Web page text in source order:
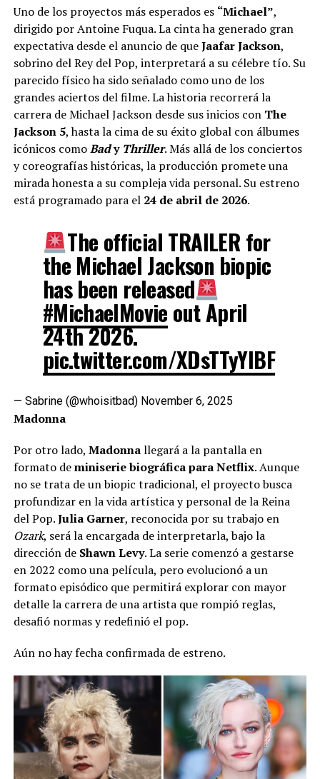
Uno de los proyectos más esperados es “Michael”,
dirigido por Antoine Fuqua. La cinta ha generado gran
expectativa desde el anuncio de queJaafar Jackson,
sobrino del Rey del Pop, interpretará a su célebre tío. Su
parecido físico ha sido señalado como uno de los
grandes aciertos del filme. La historia recorrerá la
carrera de Michael Jackson desde sus inicios con The
Jackson 5, hasta la cima de su éxito global con álbumes
icónicos comoBady Thriller. Más allá de los conciertos
y coreografías históricas, la producción promete una
mirada honesta a su compleja vida personal. Su estreno
está programado para el 24 de abril de 2026.
The official TRAILER for
the Michael Jackson biopic
has been released
#MichaelMovie out April
24th 2026.
pic.twitter.com/XDsTTyYIBF
— Sabrine (@whoisitbad) November 6, 2025
Madonna
Por otro lado, Madonnallegará a la pantalla en
formato deminiserie biográfica para Netflix. Aunque
no se trata de un biopic tradicional, el proyecto busca
profundizar en la vida artística y personal de la Reina
del Pop.Julia Garner, reconocida por su trabajo en
Ozark, será la encargada de interpretarla, bajo la
dirección de Shawn Levy. La serie comenzó a gestarse
en 2022 como una película, pero evolucionó a un
formato episódico que permitirá explorar con mayor
detalle la carrera de una artista que rompió reglas,
desafió normas y redefinió el pop.
Aún no hay fecha confirmada de estreno.